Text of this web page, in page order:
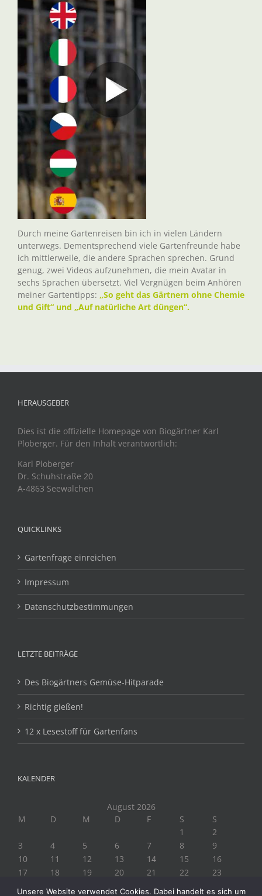
Durch meine Gartenreisen bin ich in vielen Ländern
unterwegs. Dementsprechend viele Gartenfreunde habe
ich mittlerweile, die andere Sprachen sprechen. Grund
genug, zwei Videos aufzunehmen, die mein Avatar in
sechs Sprachen übersetzt. Viel Vergnügen beim Anhören
meiner Gartentipps: „So geht das Gärtnern ohne Chemie
und Gift“ und „Auf natürliche Art düngen“.
HERAUSGEBER
Dies ist die offizielle Homepage von Biogärtner Karl
Ploberger. Für den Inhalt verantwortlich:
Karl Ploberger
Dr. Schuhstraße 20
A-4863 Seewalchen
QUICKLINKS
Gartenfrage einreichen
Impressum
Datenschutzbestimmungen
LETZTE BEITRÄGE
Des Biogärtners Gemüse-Hitparade
Richtig gießen!
12 x Lesestoff für Gartenfans
KALENDER
August 2026
M
D M D F S
S
1
2
3
4 5 6 7 8
9
10
11 12 13 14 15
16
17
18 19 20 21 22
23
Unsere Website verwendet Cookies. Dabei handelt es sich um